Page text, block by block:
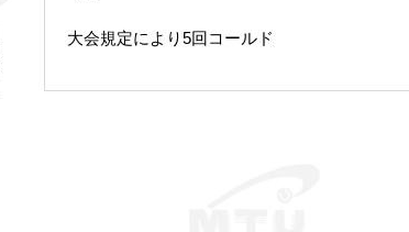
大会規定により5回コールド